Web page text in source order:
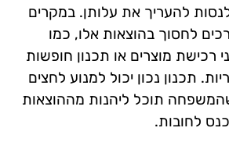
להעריך את עלותן. במקרים
לחסוך בהוצאות אלו, כמו
רכישת מוצרים או תכנון חופשות
תכנון נכון יכול למנוע לחצים
תוכל ליהנות מההוצאות
לחובות.